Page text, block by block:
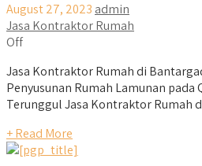
August 27, 2023 admin
Jasa Kontraktor Rumah
Off
Jasa Kontraktor Rumah di
Penyusunan Rumah Lamunan
Terunggul Jasa Kontraktor Rumah
+ Read More